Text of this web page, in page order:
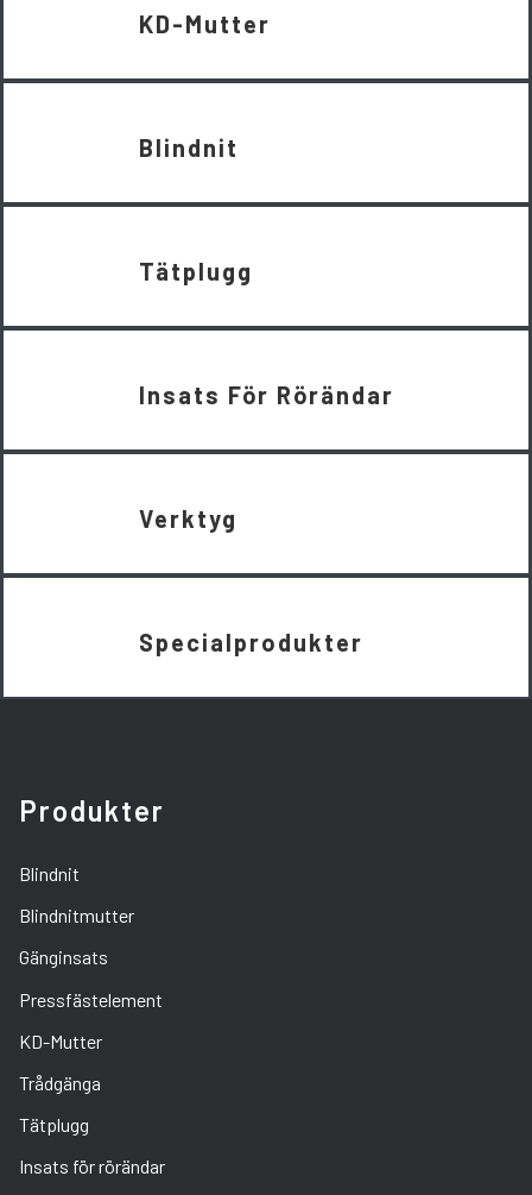
KD-Mutter
Blindnit
Tätplugg
Insats För Rörändar
Verktyg
Specialprodukter
Produkter
Blindnit
Blindnitmutter
Gänginsats
Pressfästelement
KD-Mutter
Trådgänga
Tätplugg
Insats för rörändar